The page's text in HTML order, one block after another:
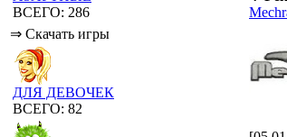
ВСЕГО: 286
⇒ Скачать игры
ДЛЯ ДЕВОЧЕК
ВСЕГО: 82